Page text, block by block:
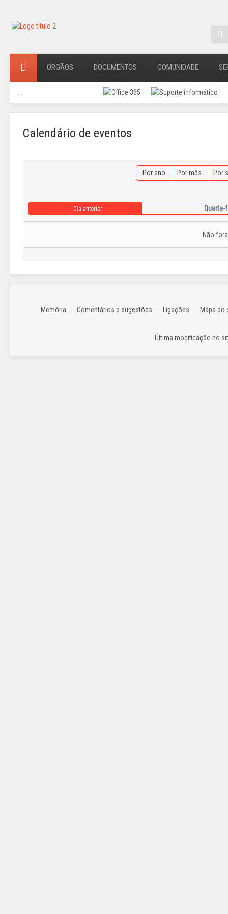
ORGÃOS DOCUMENTOS COMUNIDADE
Calendário de eventos
Por ano Por mês Por
Dia anterior Quarta-
Não
Memória Comentários e sugestões Ligações Mapa do
Última modificação no